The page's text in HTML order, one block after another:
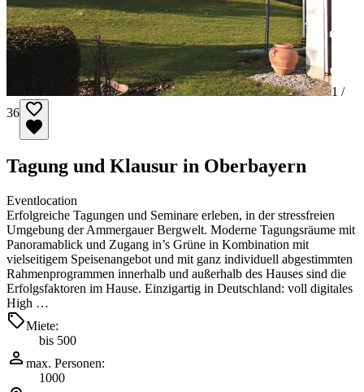
1 /
36
Tagung und Klausur in Oberbayern
Eventlocation
Erfolgreiche Tagungen und Seminare erleben, in der stressfreien
Umgebung der Ammergauer Bergwelt. Moderne Tagungsräume mit
Panoramablick und Zugang in’s Grüne in Kombination mit
vielseitigem Speisenangebot und mit ganz individuell abgestimmten
Rahmenprogrammen innerhalb und außerhalb des Hauses sind die
Erfolgsfaktoren im Hause. Einzigartig in Deutschland: voll digitales
High …
Miete:
bis 500
max. Personen:
1000